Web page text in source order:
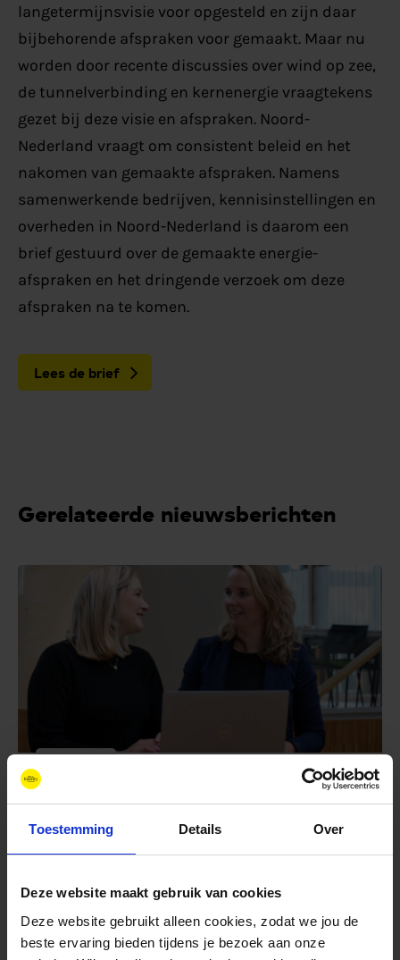
Toestemming Details Over
Deze website maakt gebruik van cookies
Deze website gebruikt alleen cookies, zodat we jou de
beste ervaring bieden tijdens je bezoek aan onze
langetermijnsvisie voor opgesteld en zijn daar
bijbehorende afspraken voor gemaakt. Maar nu
worden door recente discussies over wind op zee,
de tunnelverbinding en kernenergie vraagtekens
gezet bij deze visie en afspraken. Noord-
Nederland vraagt om consistent beleid en het
nakomen van gemaakte afspraken. Namens
samenwerkende bedrijven, kennisinstellingen en
overheden in Noord-Nederland is daarom een
brief gestuurd over de gemaakte energie-
afspraken en het dringende verzoek om deze
afspraken na te komen.
Lees de brief
Gerelateerde nieuwsberichten
Vacature
Financieel administratief
medewerker (0.6-0.8 fte)